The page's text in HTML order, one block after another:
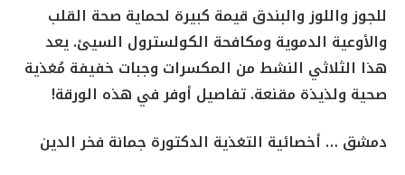
للجوز واللوز والبندق قيمة كبيرة لحماية صحة القلب
والأوعية الدموية ومكافحة الكولسترول السيئ. يعد
هذا الثلاثي النشط من المكسرات وجبات خفيفة مُغذية
صحية ولذيذة مقنعة. تفاصيل أوفر في هذه الورقة!
دمشق … أخصائية التغذية الدكتورة جمانة فخر الدين